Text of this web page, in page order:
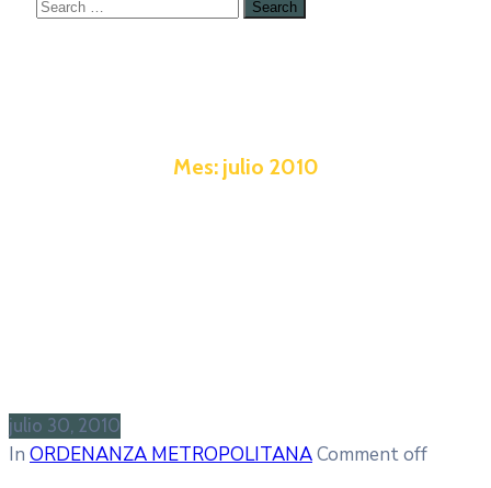
Mes: julio 2010
julio 30, 2010
In ORDENANZA METROPOLITANAComment off